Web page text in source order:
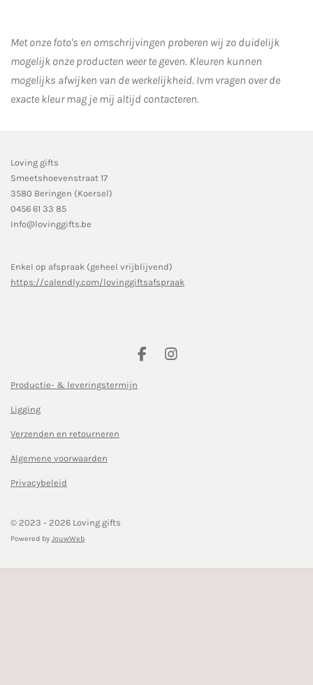
Met onze foto's en omschrijvingen proberen wij zo duidelijk
mogelijk onze producten weer te geven. Kleuren kunnen
mogelijks afwijken van de werkelijkheid. Ivm vragen over de
exacte kleur mag je mij altijd contacteren.
Loving gifts
Smeetshoevenstraat 17
3580 Beringen (Koersel)
0456 61 33 85
Info@lovinggifts.be
Enkel op afspraak (geheel vrijblijvend)
https://calendly.com/lovinggiftsafspraak
F
I
Productie- & leveringstermijn
Ligging
Verzenden en retourneren
Algemene voorwaarden
Privacybeleid
© 2023 - 2026 Loving gifts
Powered by JouwWeb